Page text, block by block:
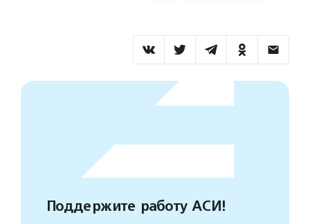
Поддержите работу АСИ!